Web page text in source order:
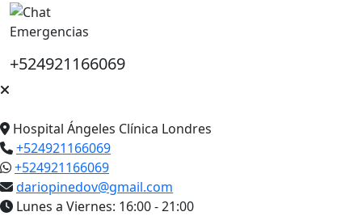
Emergencias
+524921166069
Hospital Ángeles Clínica Londres
+524921166069
+524921166069
dariopinedov@gmail.com
Lunes a Viernes: 16:00 - 21:00